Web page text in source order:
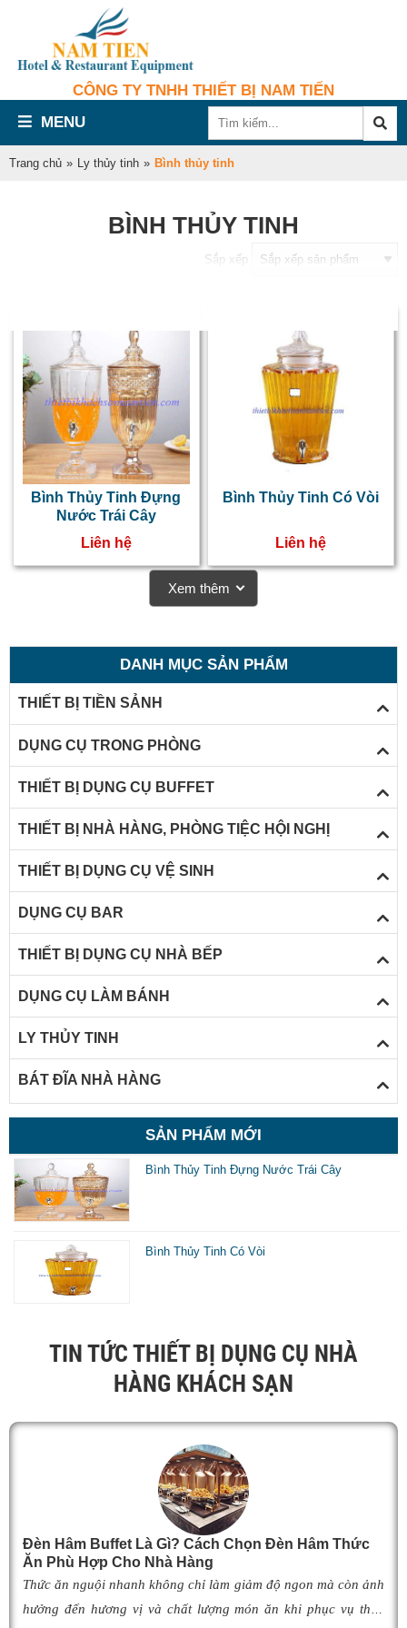
CÔNG TY TNHH THIẾT BỊ NAM TIẾN
MENU
Trang chủ » Ly thủy tinh » Bình thủy tinh
BÌNH THỦY TINH
Sắp xếp
Bình Thủy Tinh Đựng
Nước Trái Cây
Liên hệ
Bình Thủy Tinh Có Vòi
Liên hệ
Xem thêm
DANH MỤC SẢN PHẨM
THIẾT BỊ TIỀN SẢNH
DỤNG CỤ TRONG PHÒNG
THIẾT BỊ DỤNG CỤ BUFFET
THIẾT BỊ NHÀ HÀNG, PHÒNG TIỆC HỘI NGHỊ
THIẾT BỊ DỤNG CỤ VỆ SINH
DỤNG CỤ BAR
THIẾT BỊ DỤNG CỤ NHÀ BẾP
DỤNG CỤ LÀM BÁNH
LY THỦY TINH
BÁT ĐĨA NHÀ HÀNG
SẢN PHẨM MỚI
Bình Thủy Tinh Đựng Nước Trái Cây
Bình Thủy Tinh Có Vòi
TIN TỨC THIẾT BỊ DỤNG CỤ NHÀ
HÀNG KHÁCH SẠN
Đèn Hâm Buffet Là Gì? Cách Chọn Đèn Hâm Thức
Ăn Phù Hợp Cho Nhà Hàng
Thức ăn nguội nhanh không chỉ làm giảm độ ngon mà còn ảnh
hưởng đến hương vị và chất lượng món ăn khi phục vụ thực